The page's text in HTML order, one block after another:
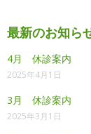
最新のお知ら
4月 休診案内
2025年4月1日
3月 休診案内
2025年3月1日